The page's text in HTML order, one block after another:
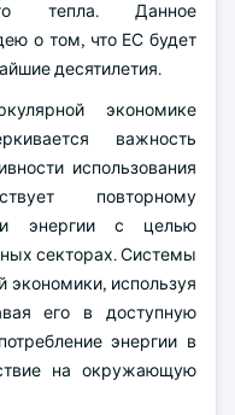
тепла. Данное
о том, что ЕС будет
десятилетия.
экономике
важность
использования
повторному
и энергии с целью
секторах. Системы
экономики, используя
его в доступную
энергии в
на окружающую